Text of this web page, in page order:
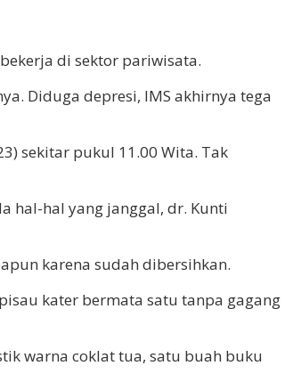
di sektor pariwisata.
Diduga depresi, IMS akhirnya tega
sekitar pukul 11.00 Wita. Tak
hal-hal yang janggal, dr. Kunti
karena sudah dibersihkan.
kater bermata satu tanpa gagang
warna coklat tua, satu buah buku